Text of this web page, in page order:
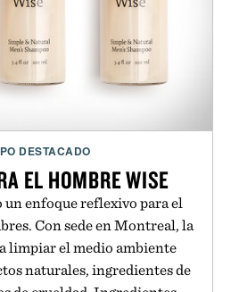
DESTACADO
EL HOMBRE WISE
un enfoque reflexivo para el
Con sede en Montreal, la
limpiar el medio ambiente
naturales, ingredientes de